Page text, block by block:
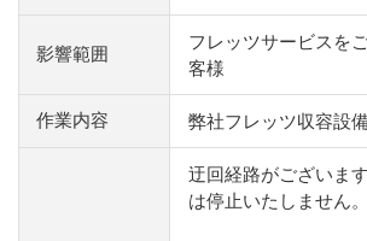
影響範囲
フレッツサービスを
客様
作業内容 弊社フレッツ収容設
迂回経路がございま
は停止いたしません。